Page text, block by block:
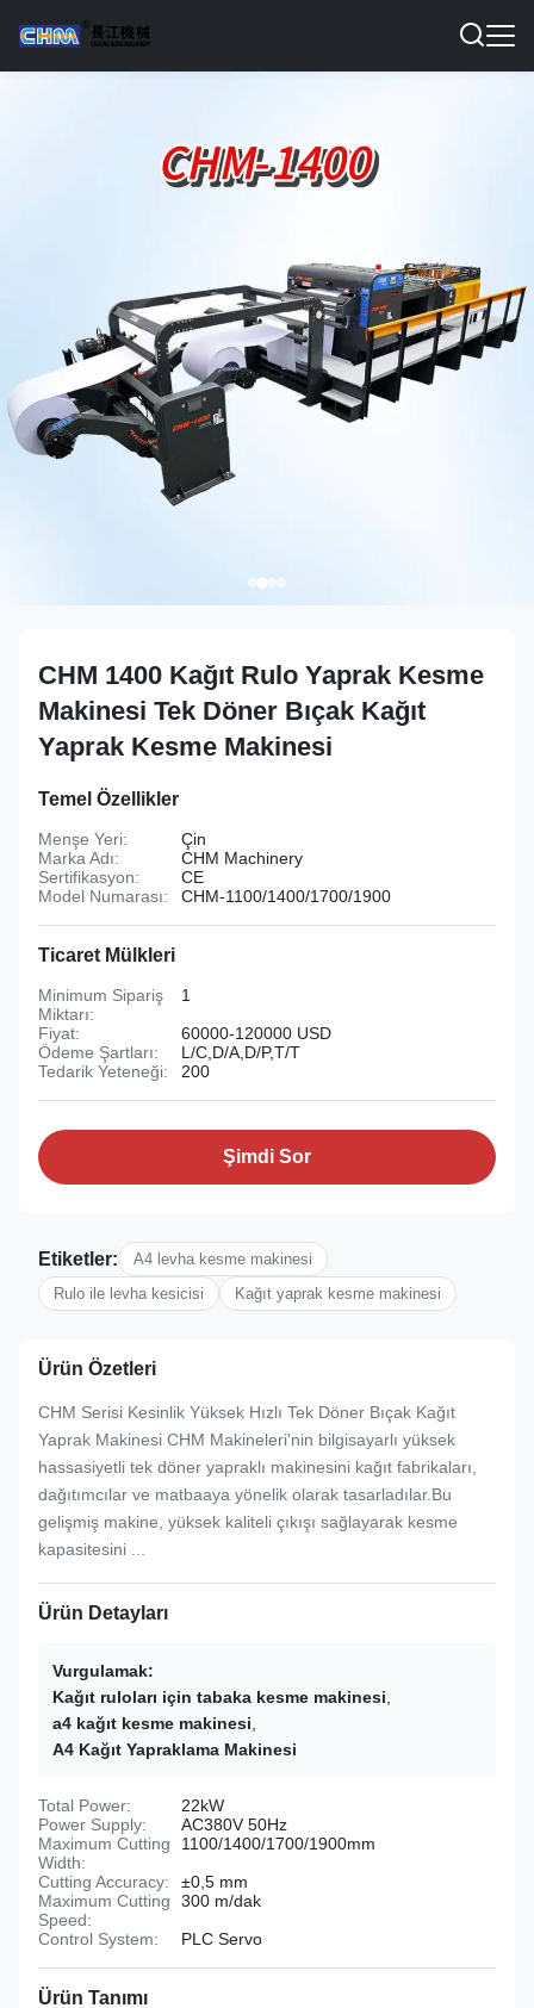
CHM 1400 Kağıt Rulo Yaprak Kesme
Makinesi Tek Döner Bıçak Kağıt
Yaprak Kesme Makinesi
Temel Özellikler
Menşe Yeri:
Çin
Marka Adı:
CHM Machinery
Sertifikasyon:
CE
Model Numarası:
CHM-1100/1400/1700/1900
Ticaret Mülkleri
Minimum Sipariş
Miktarı:
1
Fiyat:
60000-120000 USD
Ödeme Şartları:
L/C,D/A,D/P,T/T
Tedarik Yeteneği:
200
Şimdi Sor
Etiketler:
A4 levha kesme makinesi
Rulo ile levha kesicisi
Kağıt yaprak kesme makinesi
Ürün Özetleri
CHM Serisi Kesinlik Yüksek Hızlı Tek Döner Bıçak Kağıt
Yaprak Makinesi CHM Makineleri'nin bilgisayarlı yüksek
hassasiyetli tek döner yapraklı makinesini kağıt fabrikaları,
dağıtımcılar ve matbaaya yönelik olarak tasarladılar.Bu
gelişmiş makine, yüksek kaliteli çıkışı sağlayarak kesme
kapasitesini ...
Ürün Detayları
Vurgulamak:
Kağıt ruloları için tabaka kesme makinesi
a4 kağıt kesme makinesi
A4 Kağıt Yapraklama Makinesi
Total Power:
22kW
Power Supply:
AC380V 50Hz
Maximum Cutting
Width:
1100/1400/1700/1900mm
Cutting Accuracy:
±0,5 mm
Maximum Cutting
Speed:
300 m/dak
Control System:
PLC Servo
Ürün Tanımı